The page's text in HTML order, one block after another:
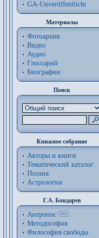
GA-Unveröffentlicht
Материалы
Фотоархив
Видео
Аудио
Глоссарий
Биографии
Поиск
Книжное собрание
Авторы и книги
Тематический каталог
Поэзия
Астрология
Г.А. Бондарев
Антропос
Методософия
Философия cвободы